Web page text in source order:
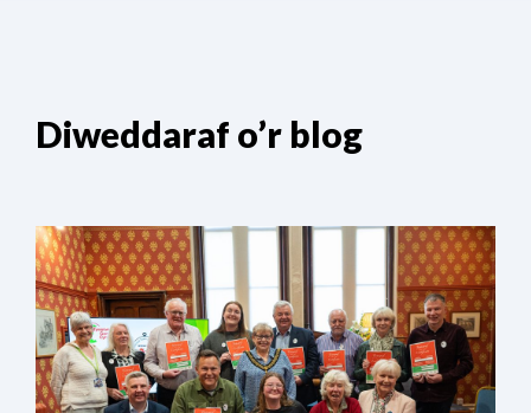
Diweddaraf o’r blog